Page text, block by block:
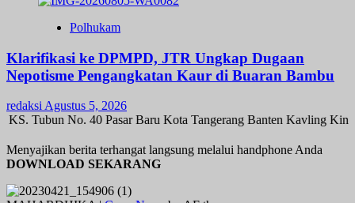
Polhukam
Klarifikasi ke DPMPD, JTR Ungkap Dugaan
Nepotisme Pengangkatan Kaur di Buaran Bambu
redaksiAgustus 5, 2026
Tubun No. 40 Pasar Baru Kota Tangerang Banten Kavling
Menyajikan berita terhangat langsung melalui handphone Anda
DOWNLOAD SEKARANG